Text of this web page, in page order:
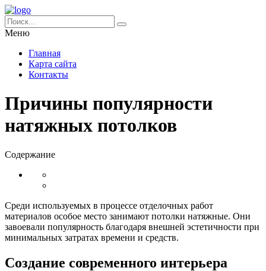
Меню
Главная
Карта сайта
Контакты
Причины популярности
натяжных потолков
Содержание
Среди используемых в процессе отделочных работ
материалов особое место занимают потолки натяжные. Они
завоевали популярность благодаря внешней эстетичности при
минимальных затратах времени и средств.
Создание современного интерьера